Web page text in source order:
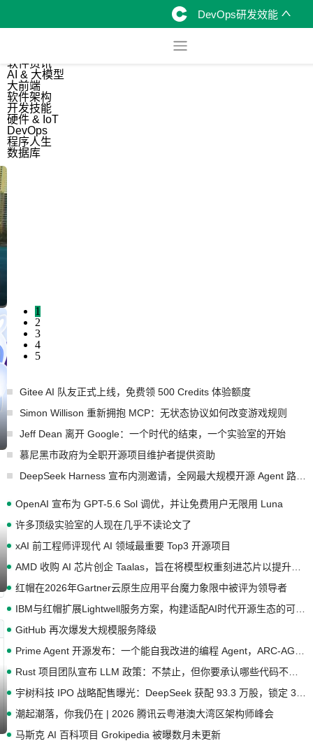
DevOps研发效能
软件资讯
AI & 大模型
大前端
软件架构
开发技能
硬件 & IoT
DevOps
程序人生
数据库
1
2
3
4
5
Gitee AI 队友正式上线，免费领 500 Credits 体验额度
Simon Willison 重新拥抱 MCP：无状态协议如何改变游戏规则
Jeff Dean 离开 Google：一个时代的结束，一个实验室的开始
慕尼黑市政府为全职开源项目维护者提供资助
OpenAI 宣布为 GPT-5.6 Sol 调优，并让免费用户无限用 Luna
许多顶级实验室的人现在几乎不读论文了
xAI 前工程师评现代 AI 领域最重要 Top3 开源项目
红帽在2026年Gartner云原生应用平台魔力象限中被评为领导者
GitHub 再次爆发大规模服务降级
潮起潮落，你我仍在 | 2026 腾讯云粤港澳大湾区架构师峰会
马斯克 AI 百科项目 Grokipedia 被曝数月未更新